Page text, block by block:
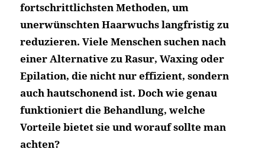
fortschrittlichsten Methoden, um
unerwünschten Haarwuchs langfristig zu
reduzieren. Viele Menschen suchen nach
einer Alternative zu Rasur, Waxing oder
Epilation, die nicht nur effizient, sondern
auch hautschonend ist. Doch wie genau
funktioniert die Behandlung, welche
Vorteile bietet sie und worauf sollte man
achten?